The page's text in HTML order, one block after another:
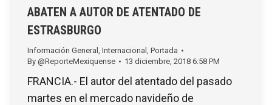
ABATEN A AUTOR DE ATENTADO DE
ESTRASBURGO
Información General Internacional Portada
By @ReporteMexiquense 13 diciembre, 2018 6:58 PM
FRANCIA.- El autor del atentado del pasado
martes en el mercado navideño de